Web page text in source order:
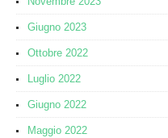
Giugno 2023
Ottobre 2022
Luglio 2022
Giugno 2022
Maggio 2022